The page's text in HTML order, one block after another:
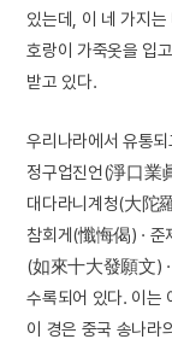
있는데, 이 네 가지는
호랑이 가죽옷을 입
받고 있다.
우리나라에서 유통되
정구업진언(淨口業
대다라니계청(大陀
참회게(懺悔偈) · 준
(如來十大發願文)
수록되어 있다. 이는
이 경은 중국 송나라